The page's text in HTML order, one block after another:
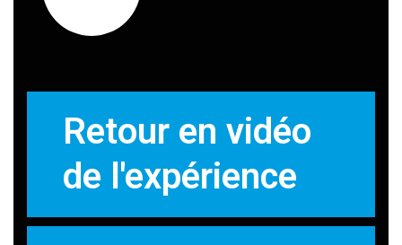
Retour en vidéo
de l'expérience